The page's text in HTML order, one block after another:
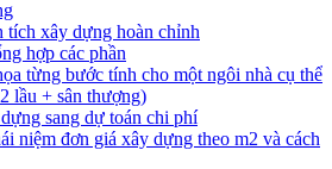
tích xây dựng hoàn chỉnh
hợp các phần
từng bước tính cho một ngôi nhà cụ thể
lầu + sân thượng)
sang dự toán chi phí
niệm đơn giá xây dựng theo m2 và cách